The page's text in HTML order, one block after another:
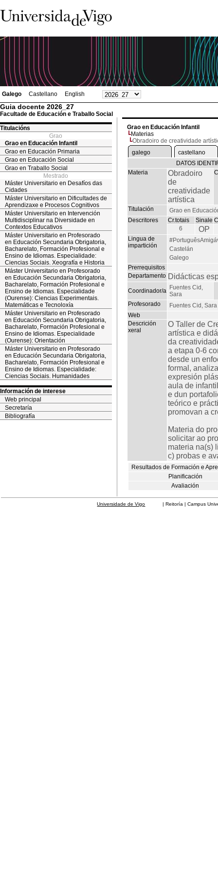
Galego Castellano English
Guia docente 2026_27
Facultade de Educación e Traballo Social
Titulacións
Grao
Grao en Educación Infantil
Grao en Educación Primaria
Grao en Educación Social
Grao en Traballo Social
Mestrado
Máster Universitario en Desafíos das
Cidades
Máster Universitario en Dificultades de
Aprendizaxe e Procesos Cognitivos
Máster Universitario en Intervención
Multidisciplinar na Diversidade en
Contextos Educativos
Máster Universitario en Profesorado
en Educación Secundaria Obrigatoria,
Bacharelato, Formación Profesional e
Ensino de Idiomas. Especialidade:
Ciencias Sociais. Xeografía e Historia
Máster Universitario en Profesorado
en Educación Secundaria Obrigatoria,
Bacharelato, Formación Profesional e
Ensino de Idiomas. Especialidade
(Ourense): Ciencias Experimentais.
Matemáticas e Tecnoloxía
Máster Universitario en Profesorado
en Educación Secundaria Obrigatoria,
Bacharelato, Formación Profesional e
Ensino de Idiomas. Especialidade
(Ourense): Orientación
Máster Universitario en Profesorado
en Educación Secundaria Obrigatoria,
Bacharelato, Formación Profesional e
Ensino de Idiomas. Especialidade:
Ciencias Sociais. Humanidades
Información de interese
Web principal
Secretaría
Bibliografía
Grao en Educación Infantil
Materias
Obradoiro de creatividade
galego
castellano
DATOS
Materia
Obradoiro
de
creatividade
artística
Titulación
Grao en
Descritores
Cr.totais Sinale
6
OP
Lingua de
impartición
Castelán
Galego
Prerrequisitos
Departamento Didácticas
Coordinador/a Fuentes Cid,
Sara
Profesorado
Fuentes Cid, Sara
Web
Descrición
xeral
O Taller de
artística e
da
a etapa 0-6
desde un
formal,
expresión
aula de
e dun
teórico e
promovan a
Materia do
solicitar ao
materia na(s)
c) probas e
Resultados de Formación e
Planificación
Avaliación
Universidade de Vigo | Reitoría | Campus